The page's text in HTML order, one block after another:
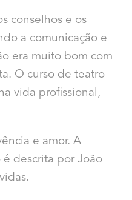
conselhos e os
a comunicação e
era muito bom com
O curso de teatro
vida profissional,
e amor. A
descrita por João